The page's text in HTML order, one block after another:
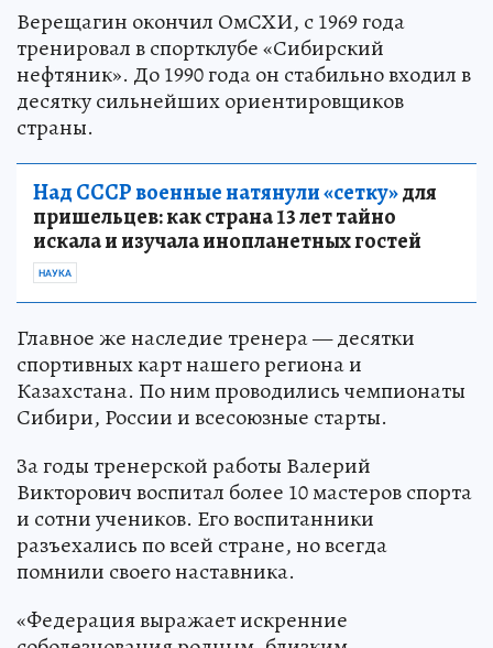
Верещагин окончил ОмСХИ, с 1969 года
тренировал в спортклубе «Сибирский
нефтяник». До 1990 года он стабильно входил в
десятку сильнейших ориентировщиков
страны.
Над СССР военные натянули «сетку»для
пришельцев: как страна 13 лет тайно
искала и изучала инопланетных гостей
НАУКА
Главное же наследие тренера — десятки
спортивных карт нашего региона и
Казахстана. По ним проводились чемпионаты
Сибири, России и всесоюзные старты.
За годы тренерской работы Валерий
Викторович воспитал более 10 мастеров спорта
и сотни учеников. Его воспитанники
разъехались по всей стране, но всегда
помнили своего наставника.
«Федерация выражает искренние